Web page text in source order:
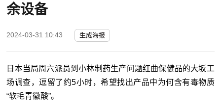
余设备
2024-03-31 10:43 生成海报
日本当局周六派员到小林制药生产问题红曲保健品的大坂工
场调查，逗留了约5小时，希望找出产品中为何含有毒物质
“软毛青徽酸”。